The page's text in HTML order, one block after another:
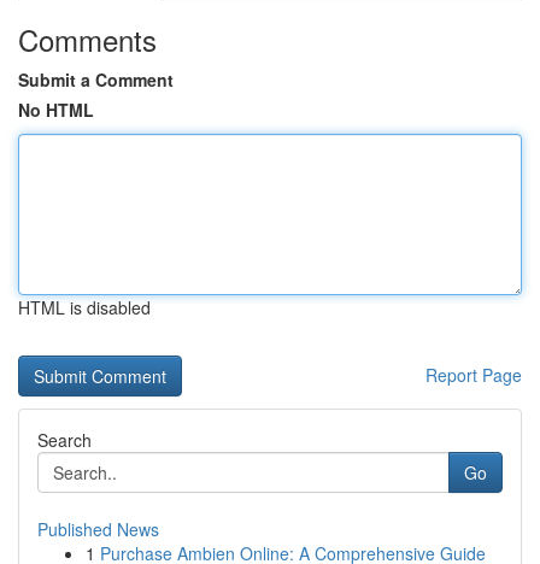
Comments
Submit a Comment
No HTML
HTML is disabled
Report Page
Search
Go
Published News
1 Purchase Ambien Online: A Comprehensive Guide